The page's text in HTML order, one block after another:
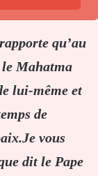
qu’au
le Mahatma
lui-même et
de
vous
dit le Pape